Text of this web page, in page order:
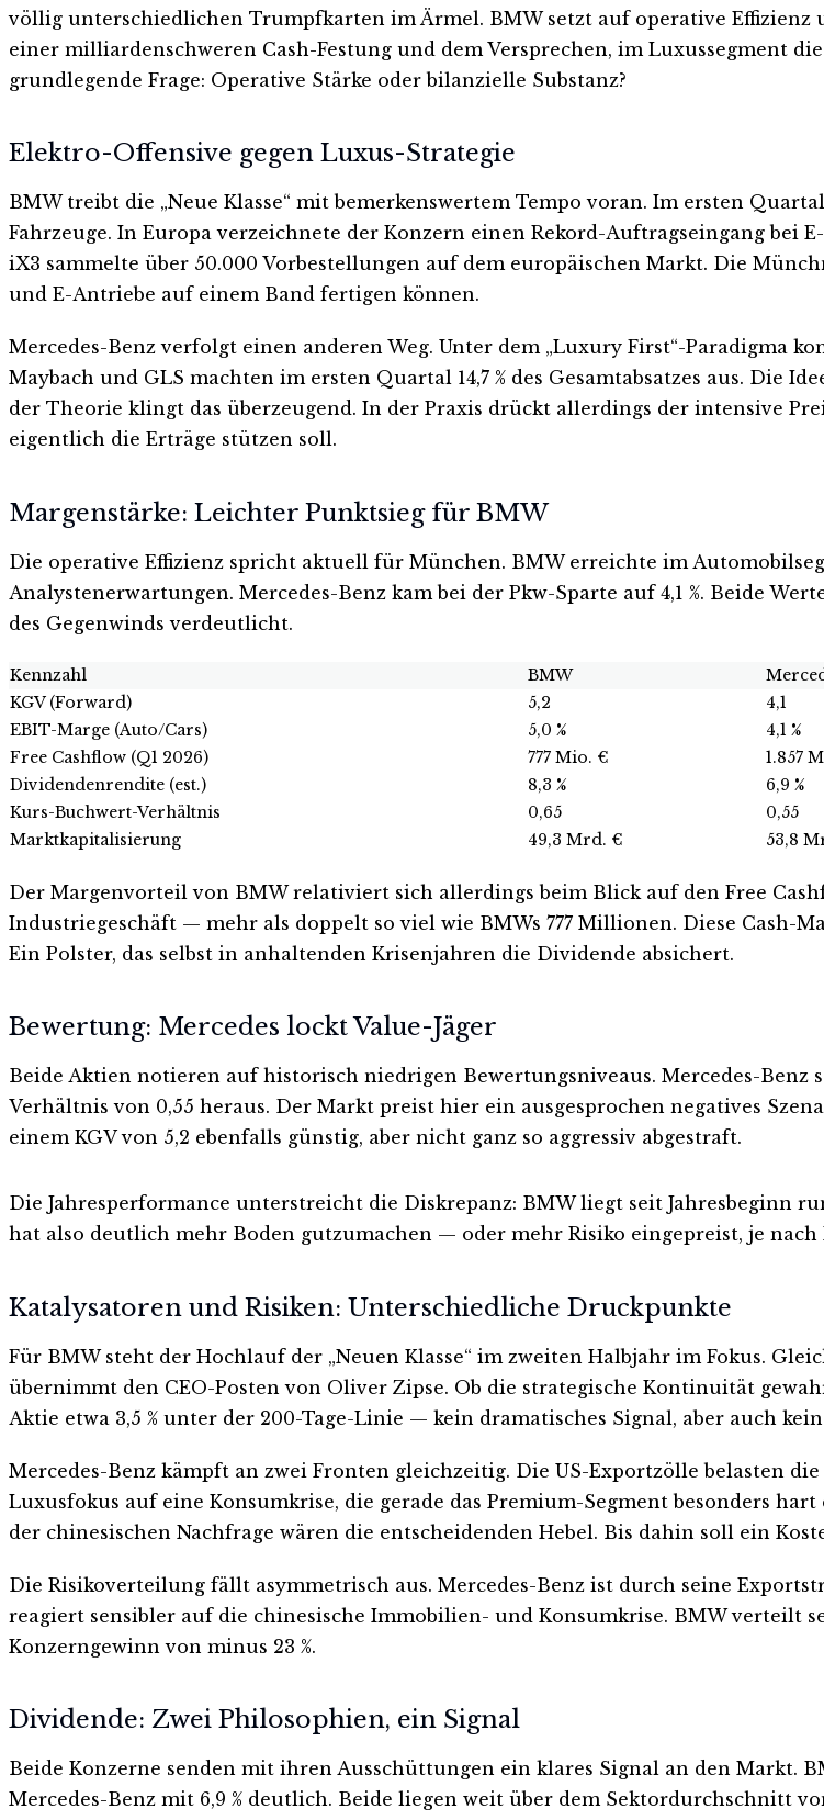
völlig unterschiedlichen Trumpfkarten im Ärmel. BMW setzt auf operative Effizienz
einer milliardenschweren Cash-Festung und dem Versprechen, im Luxussegment
grundlegende Frage: Operative Stärke oder bilanzielle Substanz?
Elektro-Offensive gegen Luxus-Strategie
BMW treibt die „Neue Klasse“ mit bemerkenswertem Tempo voran. Im ersten
Fahrzeuge. In Europa verzeichnete der Konzern einen Rekord-Auftragseingang bei
iX3 sammelte über 50.000 Vorbestellungen auf dem europäischen Markt. Die
und E-Antriebe auf einem Band fertigen können.
Mercedes-Benz verfolgt einen anderen Weg. Unter dem „Luxury First“-Paradigma
Maybach und GLS machten im ersten Quartal 14,7 % des Gesamtabsatzes aus. Die
der Theorie klingt das überzeugend. In der Praxis drückt allerdings der intensive
eigentlich die Erträge stützen soll.
Margenstärke: Leichter Punktsieg für BMW
Die operative Effizienz spricht aktuell für München. BMW erreichte im
Analystenerwartungen. Mercedes-Benz kam bei der Pkw-Sparte auf 4,1 %. Beide
des Gegenwinds verdeutlicht.
Kennzahl BMW
KGV (Forward)
5,2 4,1
EBIT-Marge (Auto/Cars)
5,0 % 4,1 %
Free Cashflow (Q1 2026)
777 Mio. € 1.857
Dividendenrendite (est.)
8,3 % 6,9 %
Kurs-Buchwert-Verhältnis
0,65 0,55
Marktkapitalisierung
49,3 Mrd. € 53,8
Der Margenvorteil von BMW relativiert sich allerdings beim Blick auf den Free
Industriegeschäft — mehr als doppelt so viel wie BMWs 777 Millionen. Diese Cash-
Ein Polster, das selbst in anhaltenden Krisenjahren die Dividende absichert.
Bewertung: Mercedes lockt Value-Jäger
Beide Aktien notieren auf historisch niedrigen Bewertungsniveaus. Mercedes-
Verhältnis von 0,55 heraus. Der Markt preist hier ein ausgesprochen negatives
einem KGV von 5,2 ebenfalls günstig, aber nicht ganz so aggressiv abgestraft.
Die Jahresperformance unterstreicht die Diskrepanz: BMW liegt seit Jahresbeginn
hat also deutlich mehr Boden gutzumachen — oder mehr Risiko eingepreist, je nach
Katalysatoren und Risiken: Unterschiedliche Druckpunkte
Für BMW steht der Hochlauf der „Neuen Klasse“ im zweiten Halbjahr im Fokus.
übernimmt den CEO-Posten von Oliver Zipse. Ob die strategische Kontinuität
Aktie etwa 3,5 % unter der 200-Tage-Linie — kein dramatisches Signal, aber auch
Mercedes-Benz kämpft an zwei Fronten gleichzeitig. Die US-Exportzölle belasten
Luxusfokus auf eine Konsumkrise, die gerade das Premium-Segment besonders
der chinesischen Nachfrage wären die entscheidenden Hebel. Bis dahin soll ein
Die Risikoverteilung fällt asymmetrisch aus. Mercedes-Benz ist durch seine
reagiert sensibler auf die chinesische Immobilien- und Konsumkrise. BMW verteilt
Konzerngewinn von minus 23 %.
Dividende: Zwei Philosophien, ein Signal
Beide Konzerne senden mit ihren Ausschüttungen ein klares Signal an den Markt.
Mercedes-Benz mit 6,9 % deutlich. Beide liegen weit über dem Sektordurchschnitt